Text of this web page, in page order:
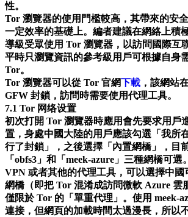
性。
Tor 瀏覽器的使用門檻較高，其帶來的安
一定效率的基礎上。編者建議在網絡上積
導級受眾使用 Tor 瀏覽器，以訪問國際互
平時只瀏覽資訊的參考級用戶可根據自身
Tor。
Tor 瀏覽器可以從 Tor 官網下載 ，該網站
GFW 封鎖，訪問時需要使用代理工具。
7.1 Tor 网络设置
初次打開 Tor 瀏覽器時應用會先要求用戶
置，身處中國大陸的用戶應該勾選「我所
行了封鎖」，之後選擇「內置網橋」，目
「obfs3」和「meek-azure」三種網橋可選
VPN 或者其他的代理工具，可以選擇中國
網橋（即把 Tor 混淆成訪問微軟 Azure 雲
僅限於 Tor 的「單重代理」。使用 meek-
連接，但網頁的加載時間太過漫長，所以